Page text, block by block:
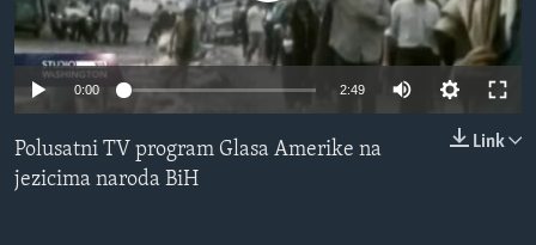
MAGAZIN
O GLASU AMERIKE
0:00 2:49
Link
Polusatni TV program Glasa Amerike na
jezicima naroda BiH